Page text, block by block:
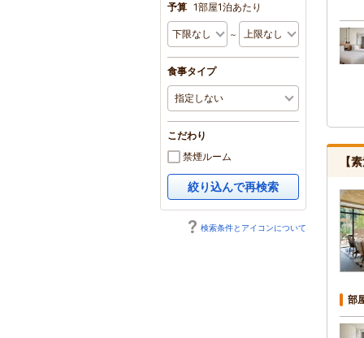
予算 1部屋1泊あたり
～
食事タイプ
こだわり
禁煙ルーム
絞り込んで再検索
検索条件とアイコンについて
【
部